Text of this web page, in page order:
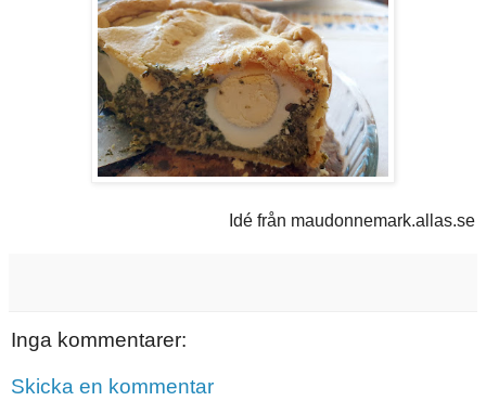
Idé från maudonnemark.allas.se
Inga kommentarer:
Skicka en kommentar